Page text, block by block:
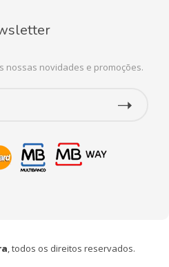
nossas novidades e promoções.
, todos os direitos reservados.